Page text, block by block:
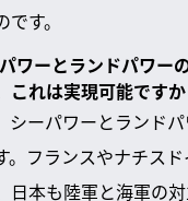
す。
ワーとランドパワー
これは実現可能ですか
シーパワーとランド
。フランスやナチス
日本も陸軍と海軍の